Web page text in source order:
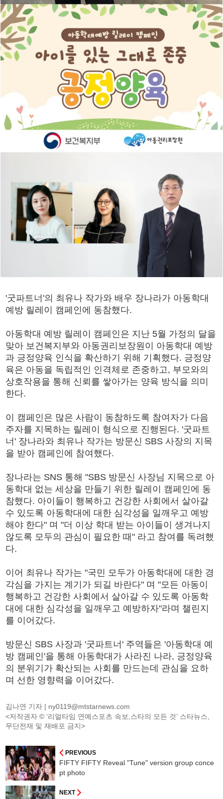
'굿파트너'의 최유나 작가와 배우 장나라가 아동학대
예방 릴레이 캠페인에 동참했다.
아동학대 예방 릴레이 캠페인은 지난 5월 가정의 달을
맞아 보건복지부와 아동권리보장원이 아동학대 예방
과 긍정양육 인식을 확산하기 위해 기획했다. 긍정양
육은 아동을 독립적인 인격체로 존중하고, 부모와의
상호작용을 통해 신뢰를 쌓아가는 양육 방식을 의미
한다.
이 캠페인은 많은 사람이 동참하도록 참여자가 다음
주자를 지목하는 릴레이 형식으로 진행된다. '굿파트
너' 장나라와 최유나 작가는 방문신 SBS 사장의 지목
을 받아 캠페인에 참여했다.
장나라는 SNS 통해 "SBS 방문신 사장님 지목으로 아
동학대 없는 세상을 만들기 위한 릴레이 캠페인에 동
참했다. 아이들이 행복하고 건강한 사회에서 살아갈
수 있도록 아동학대에 대한 심각성을 일깨우고 예방
해야 한다" 며 "더 이상 학대 받는 아이들이 생겨나지
않도록 모두의 관심이 필요한 때" 라고 참여를 독려했
다.
이어 최유나 작가는 "국민 모두가 아동학대에 대한 경
각심을 가지는 계기가 되길 바란다" 며 "모든 아동이
행복하고 건강한 사회에서 살아갈 수 있도록 아동학
대에 대한 심각성을 일깨우고 예방하자"라며 챌린지
를 이어갔다.
방문신 SBS 사장과 '굿파트너' 주역들은 '아동학대 예
방 캠페인'을 통해 아동학대가 사라진 나라, 긍정양육
의 분위기가 확산되는 사회를 만드는데 관심을 요하
며 선한 영향력을 이어갔다.
김나연 기자 | ny0119@mtstarnews.com
<저작권자 © ‘리얼타임 연예스포츠 속보,스타의 모든 것’ 스타뉴스,
무단전재 및 재배포 금지>
PREVIOUS
FIFTY FIFTY Reveal "Tune" version group conce
pt photo
NEXT